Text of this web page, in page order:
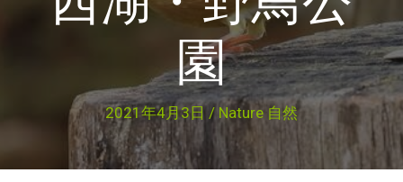
園
2021年4月3日 / Nature 自然